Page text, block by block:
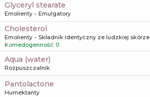
glyceryl stearate
Emolienty Emulgatory
cholesterol
Emolienty
Składnik identyczny ze ludzkiej skórze
Komedogenność: 0
aqua (water)
Rozpuszczalnik
pantolactone
Humektanty